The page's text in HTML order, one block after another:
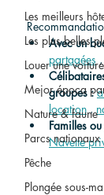
Les meilleurs
Les plus belles
Louer une voiture
Mejor época
Nature & faune
Parcs nationaux
Pêche
Plongée sous-
Avec un
partagées ,
groupes :
location ,
Familles
Navette